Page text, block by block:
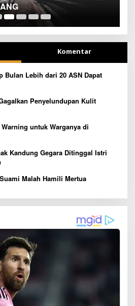
Komentar
Bulan Lebih dari 20 ASN Dapat
Penyelundupan Kulit
untuk Warganya di
Kandung Gegara Ditinggal Istri
Malah Hamili Mertua